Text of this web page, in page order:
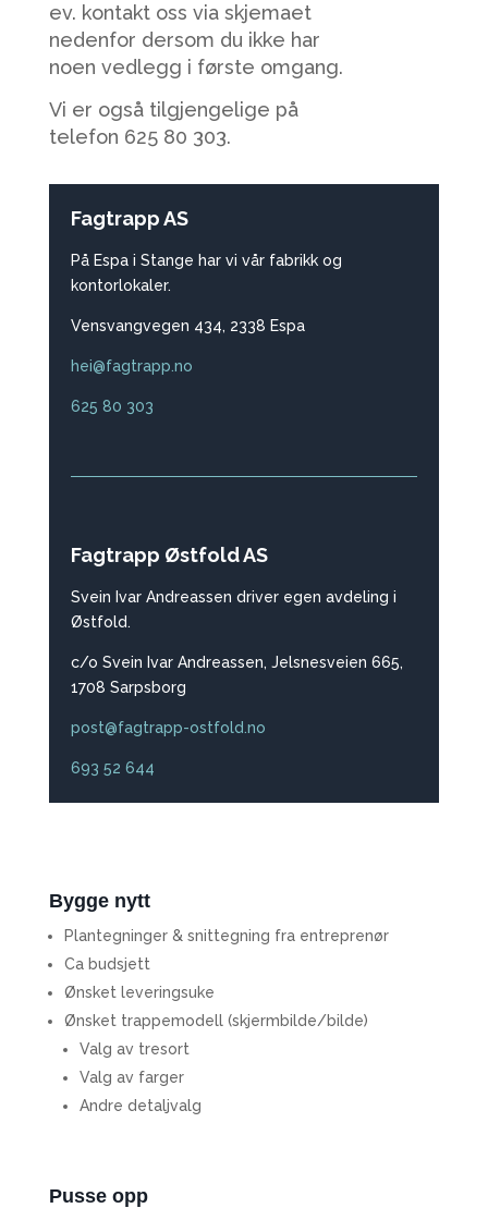
ev. kontakt oss via skjemaet
nedenfor dersom du ikke har
noen vedlegg i første omgang.
Vi er også tilgjengelige på
telefon 625 80 303.
Fagtrapp AS
På Espa i Stange har vi vår fabrikk og
kontorlokaler.
Vensvangvegen 434, 2338 Espa
hei@fagtrapp.no
625 80 303
Fagtrapp Østfold AS
Svein Ivar Andreassen driver egen avdeling i
Østfold.
c/o Svein Ivar Andreassen, Jelsnesveien 665,
1708 Sarpsborg
post@fagtrapp-ostfold.no
693 52 644
Bygge nytt
Plantegninger & snittegning fra entreprenør
Ca budsjett
Ønsket leveringsuke
Ønsket trappemodell (skjermbilde/bilde)
Valg av tresort
Valg av farger
Andre detaljvalg
Pusse opp